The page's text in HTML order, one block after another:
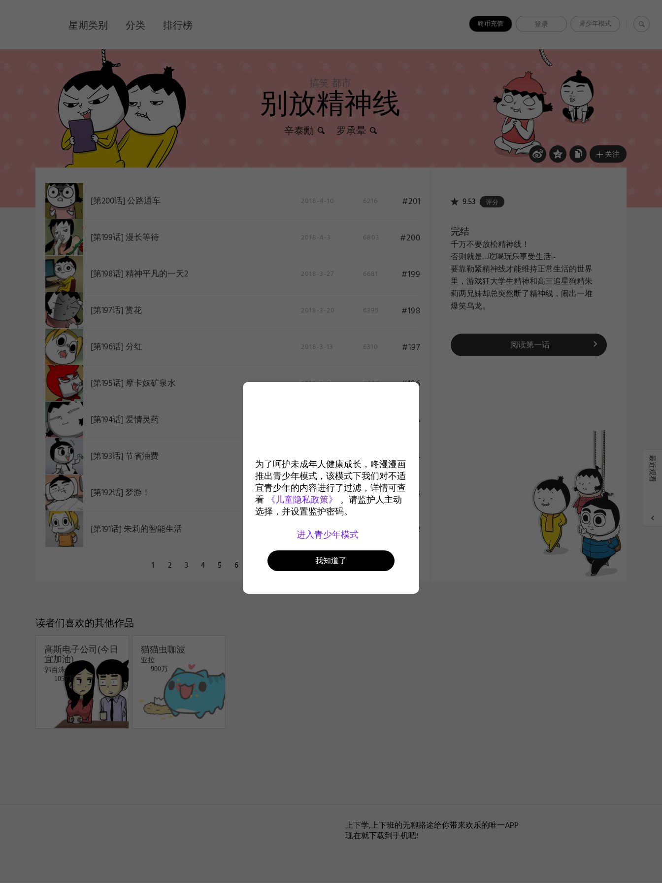
咚币充值 登录 青少年模式
星期类别 分类 排行榜
搞笑 都市
别放精神线
辛泰勳 罗承晕
关注
[第200话] 公路通车 2018-4-10 6216 #201
[第199话] 漫长等待 2018-4-3
like
6803 #200
[第198话] 精神平凡的一天2 2018-3-27 6681 #199
[第197话] 赏花 2018-3-20
like
6395 #198
[第196话] 分红 2018-3-13 6310 #197
[第195话] 摩卡奴矿泉水 2018-3-6 6408 #196
[第194话] 爱情灵药 #195
[第193话] 节省油费 #194
[第192话] 梦游！ 2018-2-13 6997 #193
[第191话] 朱莉的智能生活 2018-2-6 #192
1 2 3 4 5 6 8
9.53 评分
完结
千万不要放松精神线！
否则就是…吃喝玩乐享受生活~
要靠勒紧精神线才能维持正常生活的世界
里，游戏狂大学生精神和高三追星狗精朱
莉两兄妹却总突然断了精神线，闹出一堆
爆笑乌龙。
阅读第一话
读者们喜欢的其他作品
高斯电子公司(今日
宜加油)
郭百洙
1057万
猫猫虫咖波
亚拉
900万
为了呵护未成年人健康成长，咚漫漫画
推出青少年模式，该模式下我们对不适
宜青少年的内容进行了过滤，详情可查
看
《儿童隐私政策》
。请监护人主动
选择，并设置监护密码。
进入青少年模式
我知道了
上下学,上下班的无聊路途给你带来欢乐的唯一APP
现在就下载到手机吧!
最近观看